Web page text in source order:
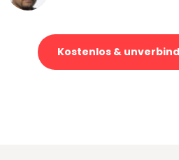
Kostenlos &